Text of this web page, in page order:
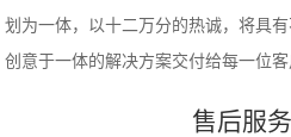
划为一体，以十二万分的热诚，将具
创意于一体的解决方案交付给每一位客
售后服